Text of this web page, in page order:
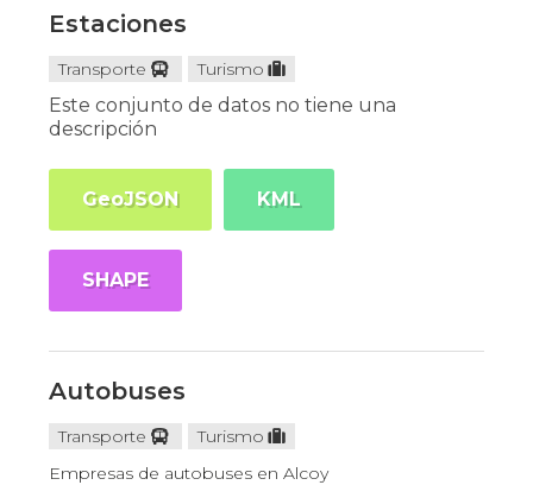
Estaciones
Transporte Turismo
Este conjunto de datos no tiene una
descripción
GeoJSON KML
SHAPE
Autobuses
Transporte
Turismo
Empresas de autobuses en Alcoy